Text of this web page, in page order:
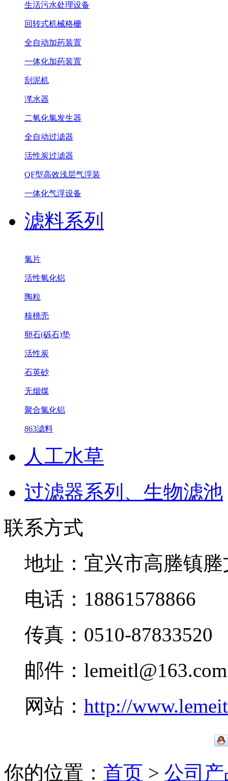
生活污水处理设备
回转式机械格栅
全自动加药装置
一体化加药装置
刮泥机
滗水器
二氧化氯发生器
全自动过滤器
活性炭过滤器
QF型高效浅层气浮装
一体化气浮设备
滤料系列
氯片
活性氧化铝
陶粒
核桃壳
卵石(砾石)垫
活性炭
石英砂
无烟煤
聚合氯化铝
863滤料
人工水草
过滤器系列、生物滤池
联系方式
地址：宜兴市高塍镇塍
电话：18861578866
传真：0510-87833520
邮件：lemeitl@163.com
网站： http://
你的位置： 首页 > 公司